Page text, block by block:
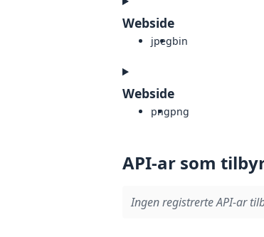
Webside
jpegbin
Webside
pngpng
API-ar som
Ingen registrerte API-ar